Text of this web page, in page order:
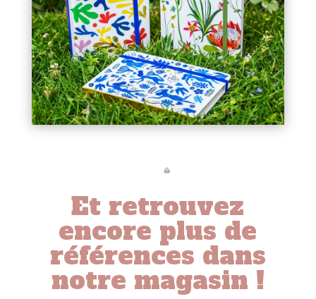
Et retrouvez
encore plus de
références dans
notre magasin !